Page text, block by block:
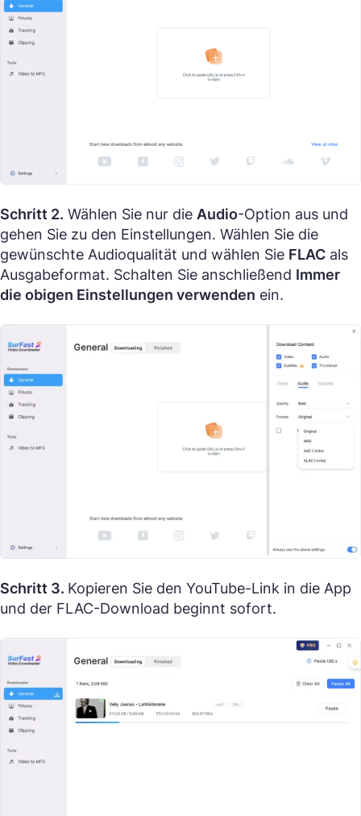
Schritt 2. Wählen Sie nur die Audio-Option aus und
gehen Sie zu den Einstellungen. Wählen Sie die
gewünschte Audioqualität und wählen Sie FLAC als
Ausgabeformat. Schalten Sie anschließend Immer
die obigen Einstellungen verwenden ein.
Schritt 3. Kopieren Sie den YouTube-Link in die App
und der FLAC-Download beginnt sofort.